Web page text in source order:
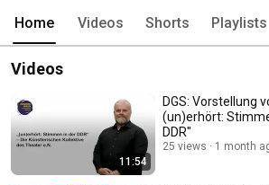
Home Videos Shorts Playlists
Videos
11:54
DGS: Vorstellung
(un)erhört:
DDR"
25 views 1 month